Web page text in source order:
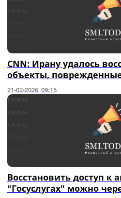
CNN: Ирану удалось
объекты,
21-02-2026, 09:15
Восстановить доступ к
"Госуслугах" можно